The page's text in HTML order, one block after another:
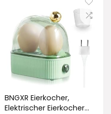
BNGXR Eierkocher,
Elektrischer Eierkocher